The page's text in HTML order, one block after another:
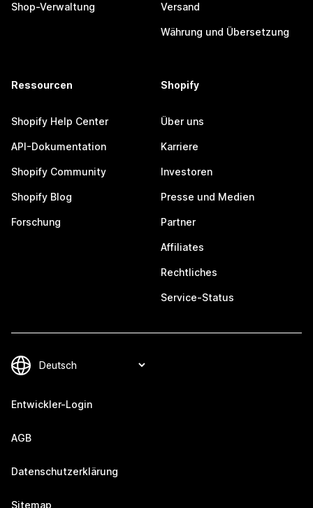
Shop-Verwaltung Versand
Währung und Übersetzung
Ressourcen
Shopify Help Center
API-Dokumentation
Shopify Community
Shopify Blog
Forschung
Shopify
Über uns
Karriere
Investoren
Presse und Medien
Partner
Affiliates
Rechtliches
Service-Status
Entwickler-Login
AGB
Datenschutzerklärung
Sitemap